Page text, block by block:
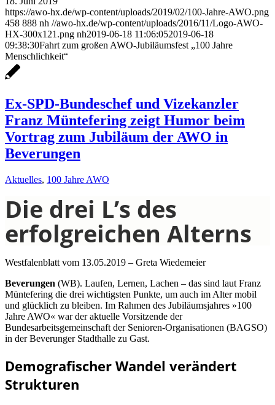
https://awo-hx.de/wp-content/uploads/2019/02/100-Jahre-AWO.png
458 888 nh //awo-hx.de/wp-content/uploads/2016/11/Logo-AWO-
HX-300x121.png nh2019-06-18 11:06:052019-06-18
09:38:30Fahrt zum großen AWO-Jubiläumsfest „100 Jahre
Menschlichkeit“
Ex-SPD-Bundeschef und Vizekanzler
Franz Müntefering zeigt Humor beim
Vortrag zum Jubiläum der AWO in
Beverungen
Aktuelles, 100 Jahre AWO
Die drei L’s des
erfolgreichen Alterns
Westfalenblatt vom 13.05.2019 – Greta Wiedemeier
Beverungen (WB). Laufen, Lernen, Lachen – das sind laut Franz
Müntefering die drei wichtigsten Punkte, um auch im Alter mobil
und glücklich zu bleiben. Im Rahmen des Jubiläumsjahres »100
Jahre AWO« war der aktuelle Vorsitzende der
Bundesarbeitsgemeinschaft der Senioren-Organisationen (BAGSO)
in der Beverunger Stadthalle zu Gast.
Demografischer Wandel verändert
Strukturen